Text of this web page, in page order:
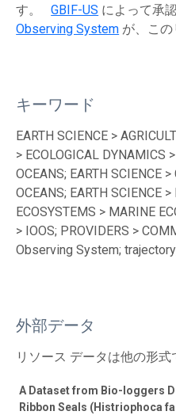
す。GBIF-US によって承
Observing System が、この
キーワード
EARTH SCIENCE >
> ECOLOGICAL DYNAMICS
OCEANS; EARTH SCIENCE
OCEANS; EARTH SCIENCE
ECOSYSTEMS > MARINE
> IOOS; PROVIDERS >
Observing System;
外部データ
リソース データは他の形式
A Dataset from Bio-loggers
Ribbon Seals (Histriophoca